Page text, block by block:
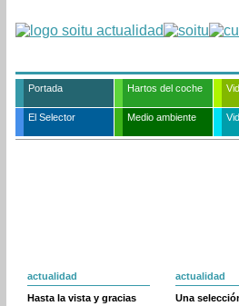
Portada Hartos del coche
El Selector Medio ambiente
actualidad
Hasta la vista y gracias
actualidad
Una